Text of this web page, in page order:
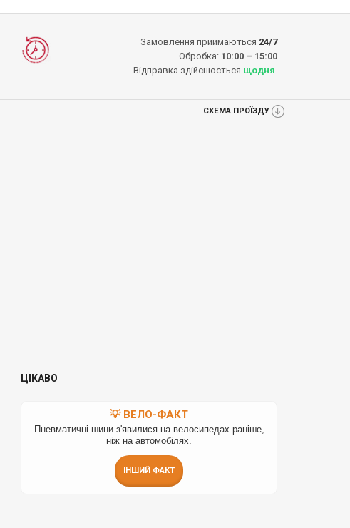
Замовлення приймаються 24/7
Обробка: 10:00 – 15:00
Відправка здійснюється щодня.
СХЕМА ПРОЇЗДУ
ЦІКАВО
💡 ВЕЛО-ФАКТ
Пневматичні шини з'явилися на велосипедах раніше,
ніж на автомобілях.
ІНШИЙ ФАКТ